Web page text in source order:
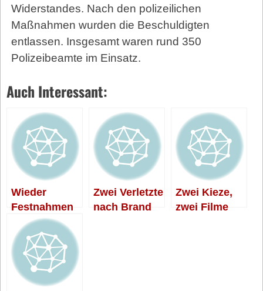
Widerstandes. Nach den polizeilichen
Maßnahmen wurden die Beschuldigten
entlassen. Insgesamt waren rund 350
Polizeibeamte im Einsatz.
Auch Interessant:
Wieder
Festnahmen
am Kotti
Zwei Verletzte
nach Brand
Zwei Kieze,
zwei Filme